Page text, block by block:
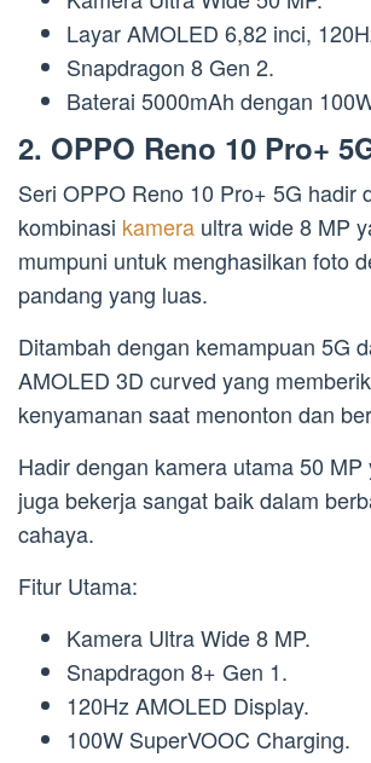
Layar AMOLED 6,82 inci,
Snapdragon 8 Gen 2.
Baterai 5000mAh dengan
2. OPPO Reno 10 Pro+
Seri OPPO Reno 10 Pro+ 5G hadir
kombinasi kamera ultra wide 8 MP
mumpuni untuk menghasilkan foto
pandang yang luas.
Ditambah dengan kemampuan 5G
AMOLED 3D curved yang
kenyamanan saat menonton dan
Hadir dengan kamera utama 50 MP
juga bekerja sangat baik dalam
cahaya.
Fitur Utama:
Kamera Ultra Wide 8 MP.
Snapdragon 8+ Gen 1.
120Hz AMOLED Display.
100W SuperVOOC Charging.